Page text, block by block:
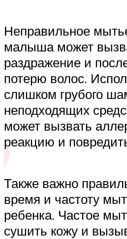
Неправильное
малыша может
раздражение и
потерю волос.
слишком грубого
неподходящих
может вызвать
реакцию и
Также важно
время и частоту
ребенка. Частое
сушить кожу и